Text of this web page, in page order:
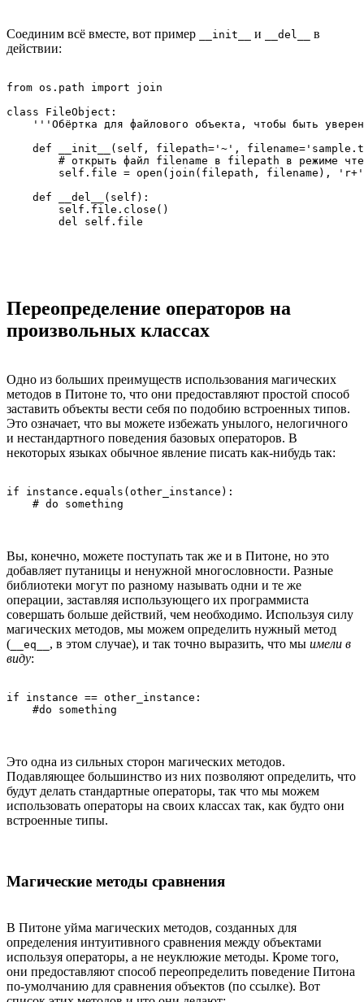
Соединим всё вместе, вот пример __init__ и __del__
в
действии:
from os.path import join
class FileObject:
'''Обёртка для файлового объекта, чтобы быть
def __init__(self, filepath='~',
# открыть файл filename в filepath в режиме
self.file = open(join(filepath, filename),
    def __del__(self):
        self.file.close()
Переопределение операторов на
произвольных классах
Одно из больших преимуществ использования магических
методов в Питоне то, что они предоставляют простой способ
заставить объекты вести себя по подобию встроенных типов.
Это означает, что вы можете избежать унылого, нелогичного
и нестандартного поведения базовых операторов. В
некоторых языках обычное явление писать как-нибудь так:
if instance.equals(other_instance):
Вы, конечно, можете поступать так же и в Питоне, но это
добавляет путаницы и ненужной многословности. Разные
библиотеки могут по разному называть одни и те же
операции, заставляя использующего их программиста
совершать больше действий, чем необходимо. Используя силу
магических методов, мы можем определить нужный метод
( __eq__ , в этом случае), и так точно выразить, что мы имели в
виду:
if instance == other_instance:
Это одна из сильных сторон магических методов.
Подавляющее большинство из них позволяют определить, что
будут делать стандартные операторы, так что мы можем
использовать операторы на своих классах так, как будто они
встроенные типы.
Магические методы сравнения
В Питоне уйма магических методов, созданных для
определения интуитивного сравнения между объектами
используя операторы, а не неуклюжие методы. Кроме того,
они предоставляют способ переопределить поведение Питона
по-умолчанию для сравнения объектов (по ссылке). Вот